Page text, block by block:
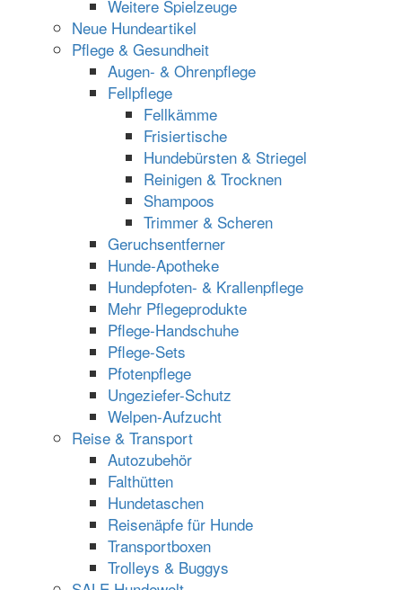
Weitere Spielzeuge
Neue Hundeartikel
Pflege & Gesundheit
Augen- & Ohrenpflege
Fellpflege
Fellkämme
Frisiertische
Hundebürsten & Striegel
Reinigen & Trocknen
Shampoos
Trimmer & Scheren
Geruchsentferner
Hunde-Apotheke
Hundepfoten- & Krallenpflege
Mehr Pflegeprodukte
Pflege-Handschuhe
Pflege-Sets
Pfotenpflege
Ungeziefer-Schutz
Welpen-Aufzucht
Reise & Transport
Autozubehör
Falthütten
Hundetaschen
Reisenäpfe für Hunde
Transportboxen
Trolleys & Buggys